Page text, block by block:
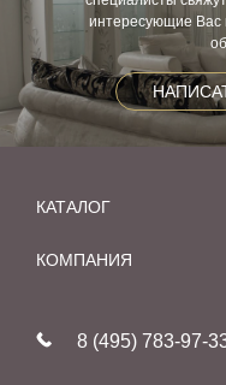
интересующие Вас
КАТАЛОГ
Мебель
КОМПАНИЯ
Реставрация
8 (495) 783-97-